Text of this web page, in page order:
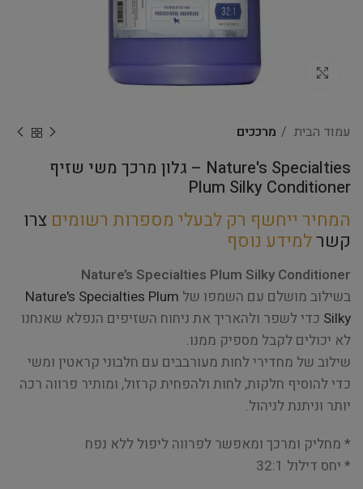
Click to enlarge
עמוד הבית מרככים
Nature's Specialties – גלון מרכך משי שזיף
Plum Silky Conditioner
המחיר ייחשף רק לבעלי מספרות רשומים צרו
קשרלמידע נוסף
Nature’s Specialties Plum Silky Conditioner
בשילוב מושלם עם השמפו של Nature's Specialties Plum
Silky כדי לשפר ולהאריך את ניחוח השזיפים הנפלא שאנחנו
לא יכולים לקבל מספיק ממנו.
שילוב של מחדירי לחות מעורבבים עם חלבוני קראטין ומשי
כדי להוסיף חלקות, לחות ולהפחית קרזול, ומותיר פרווה רכה
יותר וניתנת לניהול.
* מחליק ומרכך ומאפשר לפרווה ליפול ללא נפח
* יחס דילול 32:1